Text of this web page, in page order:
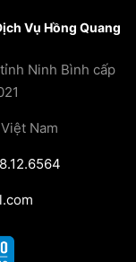
Vụ Hồng Quang
Ninh Bình cấp
Nam